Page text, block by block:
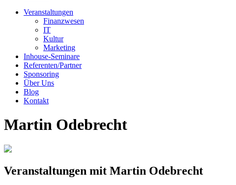
Veranstaltungen
Finanzwesen
IT
Kultur
Marketing
Inhouse-Seminare
Referenten/Partner
Sponsoring
Über Uns
Blog
Kontakt
Martin Odebrecht
Veranstaltungen mit Martin Odebrecht